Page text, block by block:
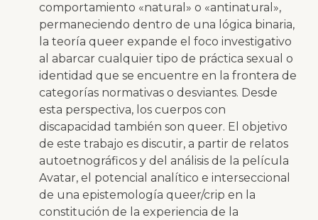
comportamiento «natural» o «antinatural»,
permaneciendo dentro de una lógica binaria,
la teoría queer expande el foco investigativo
al abarcar cualquier tipo de práctica sexual o
identidad que se encuentre en la frontera de
categorías normativas o desviantes. Desde
esta perspectiva, los cuerpos con
discapacidad también son queer. El objetivo
de este trabajo es discutir, a partir de relatos
autoetnográficos y del análisis de la película
Avatar, el potencial analítico e interseccional
de una epistemología queer/crip en la
constitución de la experiencia de la